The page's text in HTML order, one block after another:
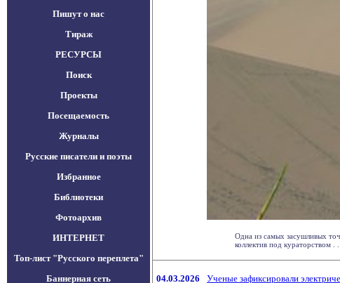
Пишут о нас
Тираж
РЕСУРСЫ
Поиск
Проекты
Посещаемость
Журналы
Русские писатели и поэты
Избранное
Библиотеки
Фотоархив
ИНТЕРНЕТ
Топ-лист "Русского переплета"
Баннерная сеть
Одна из самых засушливых
коллектив под кураторством . . .
04.03.2026
Ученые зафиксировали